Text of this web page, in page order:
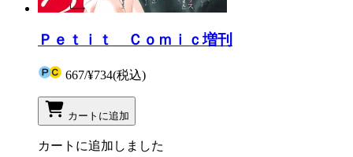
Ｐｅｔｉｔ Ｃｏｍｉｃ増刊
667/¥734(税込)
カートに追加
カートに追加しました